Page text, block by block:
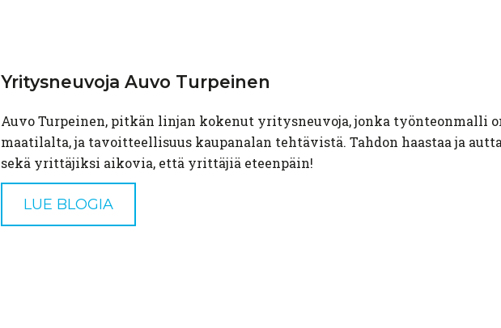
Yritysneuvoja Auvo Turpeinen
Auvo Turpeinen, pitkän linjan kokenut yritysneuvoja, jonka työnteonmalli
maatilalta, ja tavoitteellisuus kaupanalan tehtävistä. Tahdon haastaa ja
sekä yrittäjiksi aikovia, että yrittäjiä eteenpäin!
LUE BLOGIA